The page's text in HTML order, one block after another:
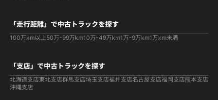
「走行距離」で中古トラックを探す
100万km以上50万-99万km10万-49万km1万-9万km1万km未満
「支店」で中古トラックを探す
北海道支店東北支店群馬支店埼玉支店福井支店名古屋支店福岡支店熊本支店
沖縄支店